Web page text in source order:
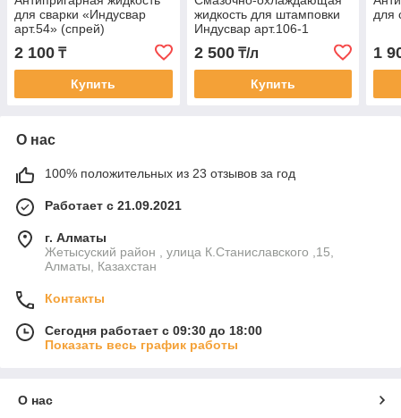
для сварки «Индусвар
арт.54» (спрей)
2 100 ₸
Купить
жидкость для штамповки
Индусвар арт.106-1
маложирный с
пеногасителем.
2 500₸/л
Купить
для
1
О нас
100% положительных из 23 отзывов за год
Работает с 21.09.2021
г. Алматы
Жетысуский район , улица К.Станиславского ,15,
Алматы, Казахстан
Контакты
Сегодня работает с 09:30 до 18:00
Показать весь график работы
О нас